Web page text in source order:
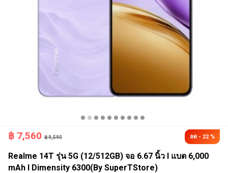
฿ 7,560 ฿ 9,590 ลด - 22 %
Realme 14T รุ่น 5G (12/512GB) จอ 6.67 นิ้ว l แบต 6,000
mAh l Dimensity 6300(By SuperTStore)